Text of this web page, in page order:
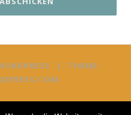
|
THEME:
.